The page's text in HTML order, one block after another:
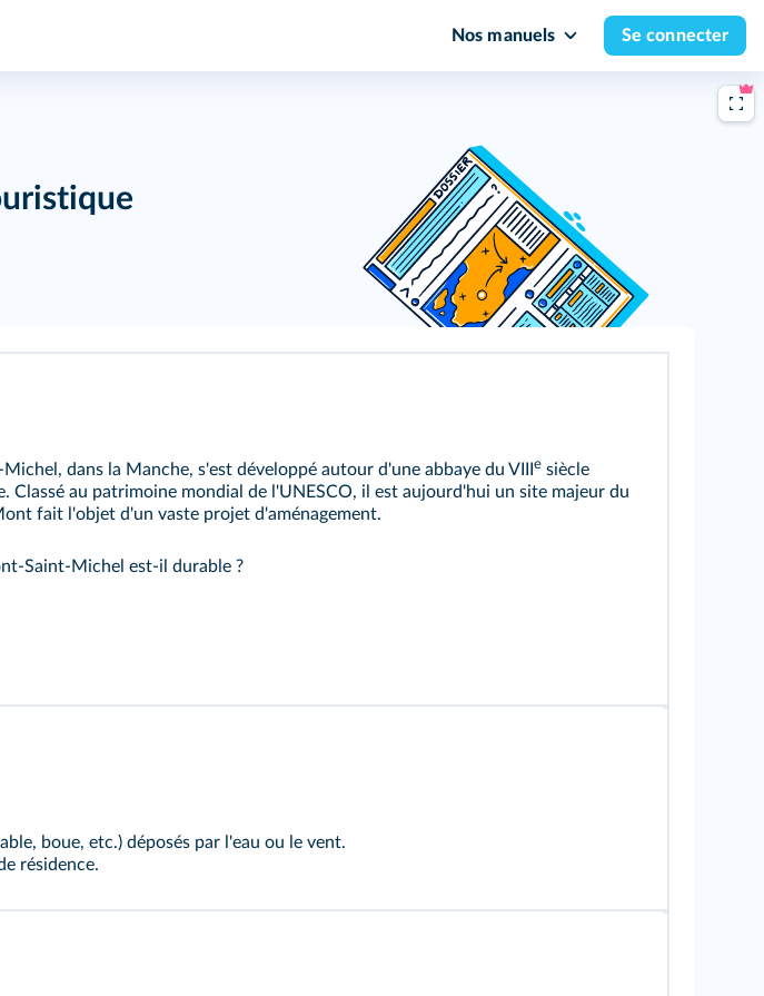
Nos manuels Se connecter
dans la Manche, s'est développé autour d'une abbaye du VIII e siècle
Classé au patrimoine mondial de l'UNESCO, il est aujourd'hui un site majeur du
fait l'objet d'un vaste projet d'aménagement.
Saint-Michel est-il durable ?
boue, etc.) déposés par l'eau ou le vent.
résidence.